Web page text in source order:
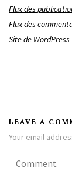
Flux des
Flux des
Site de
LEAVE A
Your email